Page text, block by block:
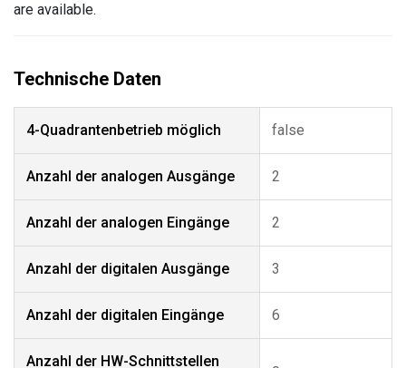
are available.
4-Quadrantenbetrieb möglich false
Anzahl der analogen Ausgänge 2
Anzahl der analogen Eingänge 2
Anzahl der digitalen Ausgänge 3
Anzahl der digitalen Eingänge 6
Anzahl der HW-Schnittstellen